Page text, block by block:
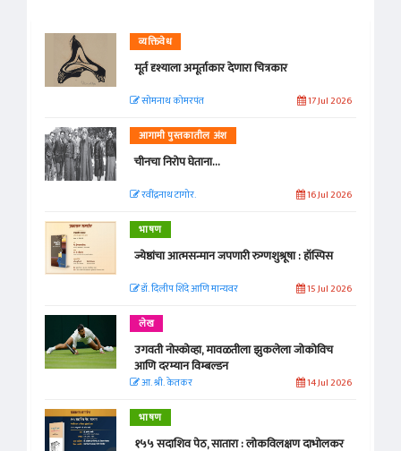
व्यक्तिवेध
मूर्त दृश्याला अमूर्ताकार देणारा चित्रकार
सोमनाथ कोमरपंत 17 Jul 2026
आगामी पुस्तकातील अंश
चीनचा निरोप घेताना...
रवींद्रनाथ टागोर. 16 Jul 2026
भाषण
ज्येष्ठांचा आत्मसन्मान जपणारी रुग्णशुश्रूषा : हॉस्पिस
डॉ. दिलीप शिंदे आणि मान्यवर 15 Jul 2026
लेख
उगवती नोस्कोव्हा, मावळतीला झुकलेला जोकोविच
आणि दरम्यान विम्बल्डन
आ. श्री. केतकर 14 Jul 2026
भाषण
१५५ सदाशिव पेठ, सातारा : लोकविलक्षण दाभोलकर